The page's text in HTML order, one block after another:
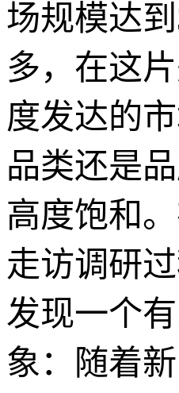
场规模达
多，在这
度发达的
品类还是
高度饱和
走访调研
发现一个
象：随着